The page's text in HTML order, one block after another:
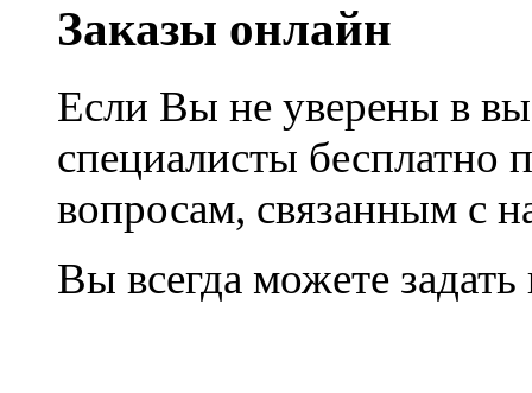
Заказы онлайн
Если Вы не уверены в
специалисты
вопросам, связанным с
Вы всегда можете